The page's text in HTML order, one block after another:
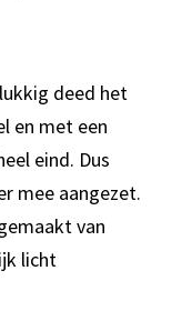
deed het
en met een
eind. Dus
mee aangezet.
van
licht